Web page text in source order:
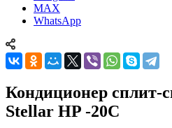
MAX
WhatsApp
Кондиционер сплит-
Stellar HP -20С